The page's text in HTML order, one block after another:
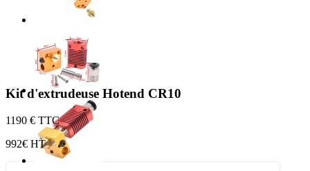
Kit d'extrudeuse Hotend CR10
1190 € TTC
992€ HT